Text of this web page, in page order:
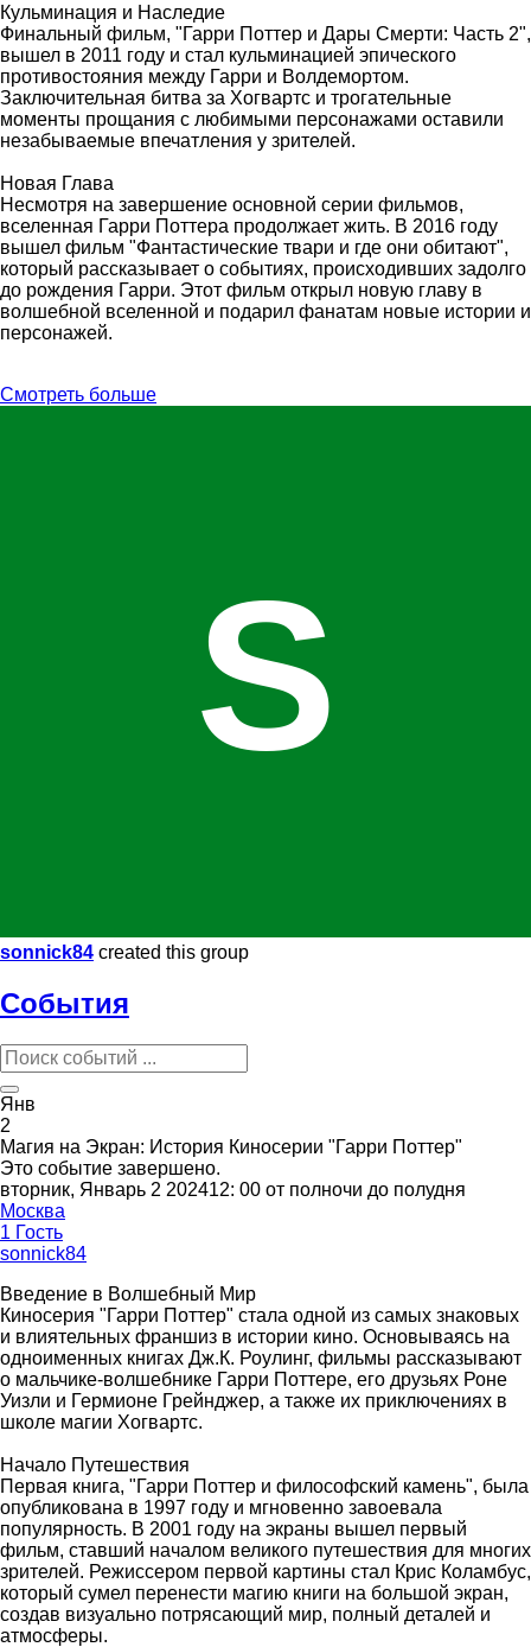
Кульминация и Наследие
Финальный фильм, "Гарри Поттер и Дары Смерти: Часть 2",
вышел в 2011 году и стал кульминацией эпического
противостояния между Гарри и Волдемортом.
Заключительная битва за Хогвартс и трогательные
моменты прощания с любимыми персонажами оставили
незабываемые впечатления у зрителей.
Новая Глава
Несмотря на завершение основной серии фильмов,
вселенная Гарри Поттера продолжает жить. В 2016 году
вышел фильм "Фантастические твари и где они обитают",
который рассказывает о событиях, происходивших задолго
до рождения Гарри. Этот фильм открыл новую главу в
волшебной вселенной и подарил фанатам новые истории и
персонажей.
Смотреть больше
S
sonnick84 created this group
События
Янв
2
Магия на Экран: История Киносерии "Гарри Поттер"
Это событие завершено.
вторник, Январь 2 202412: 00 от полночи до полудня
Москва
1 Гость
sonnick84
Введение в Волшебный Мир
Киносерия "Гарри Поттер" стала одной из самых знаковых
и влиятельных франшиз в истории кино. Основываясь на
одноименных книгах Дж.К. Роулинг, фильмы рассказывают
о мальчике-волшебнике Гарри Поттере, его друзьях Роне
Уизли и Гермионе Грейнджер, а также их приключениях в
школе магии Хогвартс.
Начало Путешествия
Первая книга, "Гарри Поттер и философский камень", была
опубликована в 1997 году и мгновенно завоевала
популярность. В 2001 году на экраны вышел первый
фильм, ставший началом великого путешествия для многих
зрителей. Режиссером первой картины стал Крис Коламбус,
который сумел перенести магию книги на большой экран,
создав визуально потрясающий мир, полный деталей и
атмосферы.